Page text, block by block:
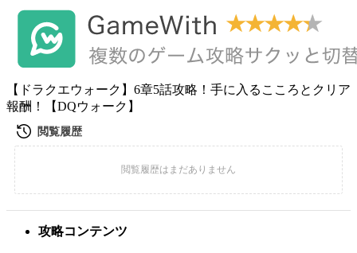
【ドラクエウォーク】6章5話攻略！手に入るこころとクリア
報酬！【DQウォーク】
攻略コンテンツ